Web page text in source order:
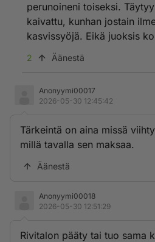
perunoineni toiseksi.
kaivattu, kunhan jostain
kasvissyöjä. Eikä juoksis
2 Äänestä
Anonyymi00017
2026-05-30 12:45:42
Tärkeintä on aina missä
millä tavalla sen maksaa.
Äänestä
Anonyymi00018
2026-05-30 12:51:29
Rivitalon pääty tai tuo sama